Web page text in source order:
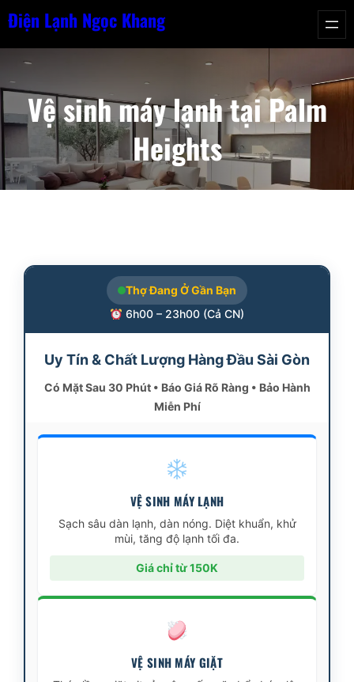
Chuyển
nội
Điện Lạnh Ngọc Khang
Vệ sinh máy lạnh tại Palm
Heights
Thợ Đang Ở Gần Bạn
6h00 – 23h00 (Cả CN)
Uy Tín & Chất Lượng Hàng Đầu Sài Gòn
Có Mặt Sau 30 Phút • Báo Giá Rõ Ràng • Bảo Hành
Miễn Phí
VỆ SINH MÁY LẠNH
Sạch sâu dàn lạnh, dàn nóng. Diệt khuẩn, khử
mùi, tăng độ lạnh tối đa.
Giá chỉ từ 150K
VỆ SINH MÁY GIẶT